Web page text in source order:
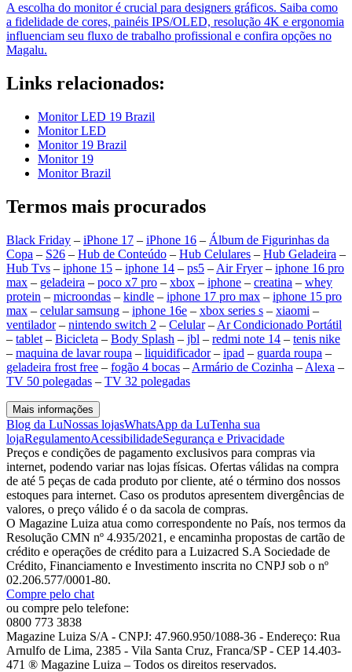
A escolha do monitor é crucial para designers gráficos. Saiba como
a fidelidade de cores, painéis IPS/OLED, resolução 4K e ergonomia
influenciam seu fluxo de trabalho profissional e confira opções no
Magalu.
Links relacionados:
Monitor LED 19 Brazil
Monitor LED
Monitor 19 Brazil
Monitor 19
Monitor Brazil
Termos mais procurados
Black Friday – iPhone 17 – iPhone 16 – Álbum de Figurinhas da
Copa – S26 – Hub de Conteúdo – Hub Celulares – Hub Geladeira –
Hub Tvs – iphone 15 – iphone 14 – ps5 – Air Fryer– iphone 16 pro
max – geladeira – poco x7 pro – xbox – iphone – creatina – whey
protein – microondas – kindle – iphone 17 pro max – iphone 15 pro
max – celular samsung – iphone 16e – xbox series s – xiaomi –
ventilador– nintendo switch 2 – Celular– Ar Condicionado Portátil
– tablet – Bicicleta – Body Splash – jbl – redmi note 14 – tenis nike
– maquina de lavar roupa – liquidificador– ipad – guarda roupa –
geladeira frost free – fogão 4 bocas – Armário de Cozinha – Alexa –
TV 50 polegadas – TV 32 polegadas
Mais informações
Blog da LuNossas lojasWhatsApp da LuTenha sua
lojaRegulamentoAcessibilidadeSegurança e Privacidade
Preços e condições de pagamento exclusivos para compras via
internet, podendo variar nas lojas físicas. Ofertas válidas na compra
de até 5 peças de cada produto por cliente, até o término dos nossos
estoques para internet. Caso os produtos apresentem divergências de
valores, o preço válido é o da sacola de compras.
O Magazine Luiza atua como correspondente no País, nos termos da
Resolução CMN nº 4.935/2021, e encaminha propostas de cartão de
crédito e operações de crédito para a Luizacred S.A Sociedade de
Crédito, Financiamento e Investimento inscrita no CNPJ sob o nº
02.206.577/0001-80.
Compre pelo chat
ou compre pelo telefone:
0800 773 3838
Magazine Luiza S/A - CNPJ: 47.960.950/1088-36 - Endereço: Rua
Arnulfo de Lima, 2385 - Vila Santa Cruz, Franca/SP - CEP 14.403-
471 ® Magazine Luiza – Todos os direitos reservados.